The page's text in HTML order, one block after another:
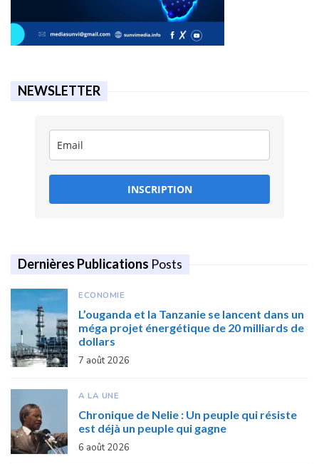
NEWSLETTER
INSCRIPTION
Dernières Publications Posts
ECONOMIE
L’ouganda et la Tanzanie se lancent dans un
méga projet énergétique de 20 milliards de
dollars
7 août 2026
A LA UNE
Chronique de Nelie : Un peuple qui résiste
est déjà un peuple qui gagne
6 août 2026